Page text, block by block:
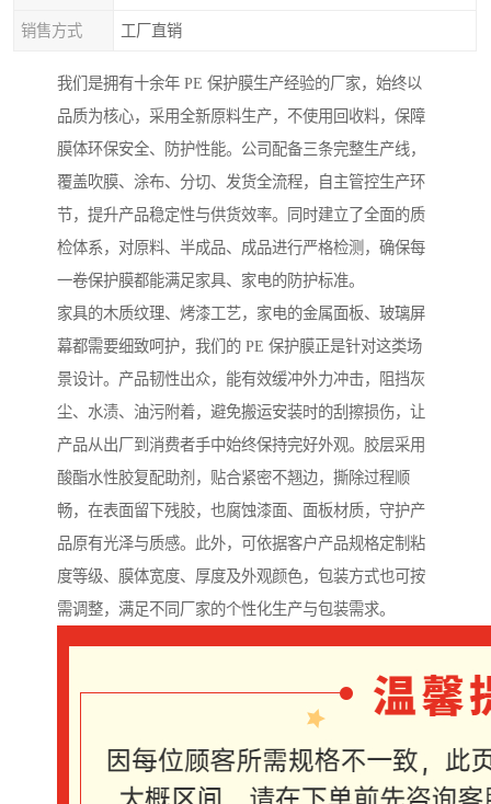
销售方式 工厂直销
我们是拥有十余年 PE 保护膜生产经验的厂家，始终以
品质为核心，采用全新原料生产，不使用回收料，保障
膜体环保安全、防护性能。公司配备三条完整生产线，
覆盖吹膜、涂布、分切、发货全流程，自主管控生产环
节，提升产品稳定性与供货效率。同时建立了全面的质
检体系，对原料、半成品、成品进行严格检测，确保每
一卷保护膜都能满足家具、家电的防护标准。
家具的木质纹理、烤漆工艺，家电的金属面板、玻璃屏
幕都需要细致呵护，我们的 PE 保护膜正是针对这类场
景设计。产品韧性出众，能有效缓冲外力冲击，阻挡灰
尘、水渍、油污附着，避免搬运安装时的刮擦损伤，让
产品从出厂到消费者手中始终保持完好外观。胶层采用
酸酯水性胶复配助剂，贴合紧密不翘边，撕除过程顺
畅，在表面留下残胶，也腐蚀漆面、面板材质，守护产
品原有光泽与质感。此外，可依据客户产品规格定制粘
度等级、膜体宽度、厚度及外观颜色，包装方式也可按
需调整，满足不同厂家的个性化生产与包装需求。